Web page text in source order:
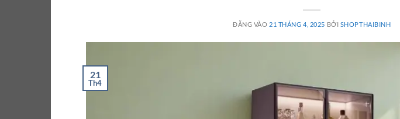
ĐĂNG VÀO 21 THÁNG 4, 2025 BỞI SHOPTHAIBINH
21
Th4